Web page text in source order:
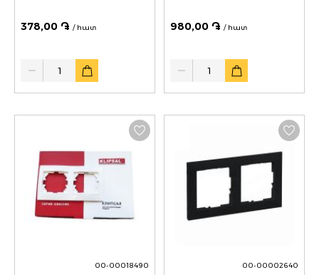
378,00 ֏ / հատ
Quantity
980,00 ֏ / հատ
Quantity
00-00018490 00-00002640